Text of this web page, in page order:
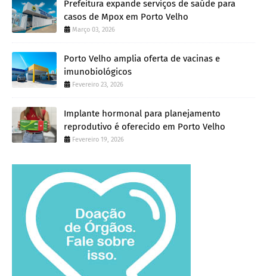
Prefeitura expande serviços de saúde para
casos de Mpox em Porto Velho
Março 03, 2026
Porto Velho amplia oferta de vacinas e
imunobiológicos
Fevereiro 23, 2026
Implante hormonal para planejamento
reprodutivo é oferecido em Porto Velho
Fevereiro 19, 2026